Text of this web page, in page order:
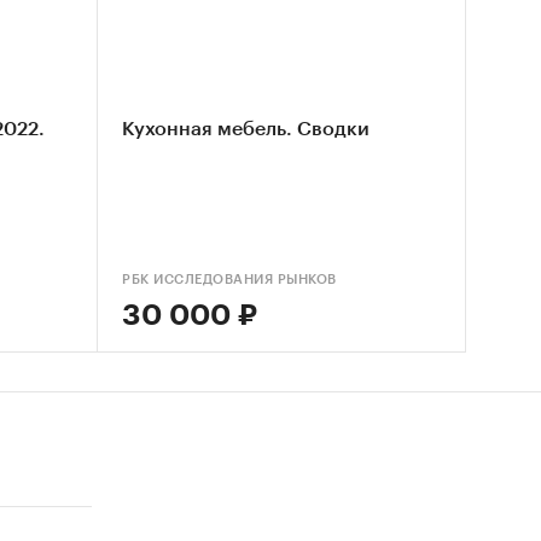
Кухонная мебель. Сводки
РБК ИССЛЕДОВАНИЯ РЫНКОВ
30 000 ₽